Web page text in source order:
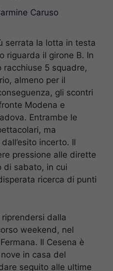
Caruso
serrata la lotta in testa
riguarda il girone B. In
5 squadre,
almeno per il
gli scontri
Modena e
Entrambe le
ma
incerto. Il
pressione alle dirette
di sabato, in cui
ricerca di punti
dalla
weekend, nel
Il Cesena è
in casa del
seguito alle ultime